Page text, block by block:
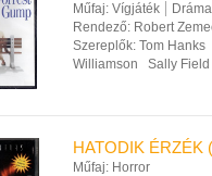
Műfaj: Vígjáték
Dráma
Rendező: Robert
Szereplők: Tom Hanks
Williamson
Sally Field
HATODIK ÉRZÉK
Műfaj: Horror